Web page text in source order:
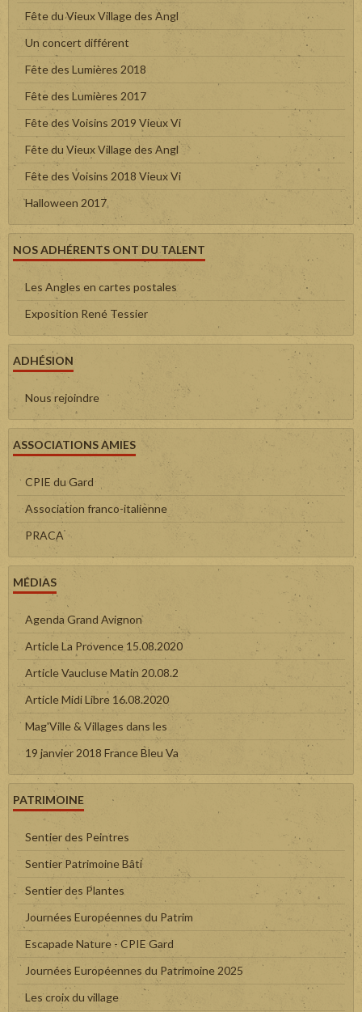
Fête du Vieux Village des Angl
Un concert différent
Fête des Lumières 2018
Fête des Lumières 2017
Fête des Voisins 2019 Vieux Vi
Fête du Vieux Village des Angl
Fête des Voisins 2018 Vieux Vi
Halloween 2017
NOS ADHÉRENTS ONT DU TALENT
Les Angles en cartes postales
Exposition René Tessier
ADHÉSION
Nous rejoindre
ASSOCIATIONS AMIES
CPIE du Gard
Association franco-italienne
PRACA
MÉDIAS
Agenda Grand Avignon
Article La Provence 15.08.2020
Article Vaucluse Matin 20.08.2
Article Midi Libre 16.08.2020
Mag'Ville & Villages dans les
19 janvier 2018 France Bleu Va
PATRIMOINE
Sentier des Peintres
Sentier Patrimoine Bâti
Sentier des Plantes
Journées Européennes du Patrim
Escapade Nature - CPIE Gard
Journées Européennes du Patrimoine 2025
Les croix du village